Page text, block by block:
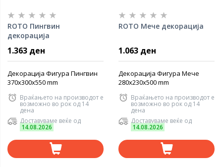
ROTO Пингвин
декорација
1.363 ден
Декорација Фигура Пингвин
370x300x550 mm
Враќањето на производот е
возможно во рок од 14
дена
Доставуваме веќе од
14.08.2026
ROTO Мече декорација
1.063 ден
Декорација Фигура Мече
280x230x500 mm
Враќањето на производот е
возможно во рок од 14
дена
Доставуваме веќе од
14.08.2026